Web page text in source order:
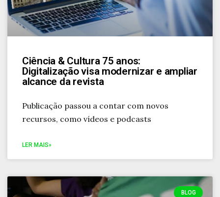
Ciência & Cultura 75 anos:
Digitalização visa modernizar e ampliar
alcance da revista
Publicação passou a contar com novos
recursos, como vídeos e podcasts
LER MAIS»
BLOG